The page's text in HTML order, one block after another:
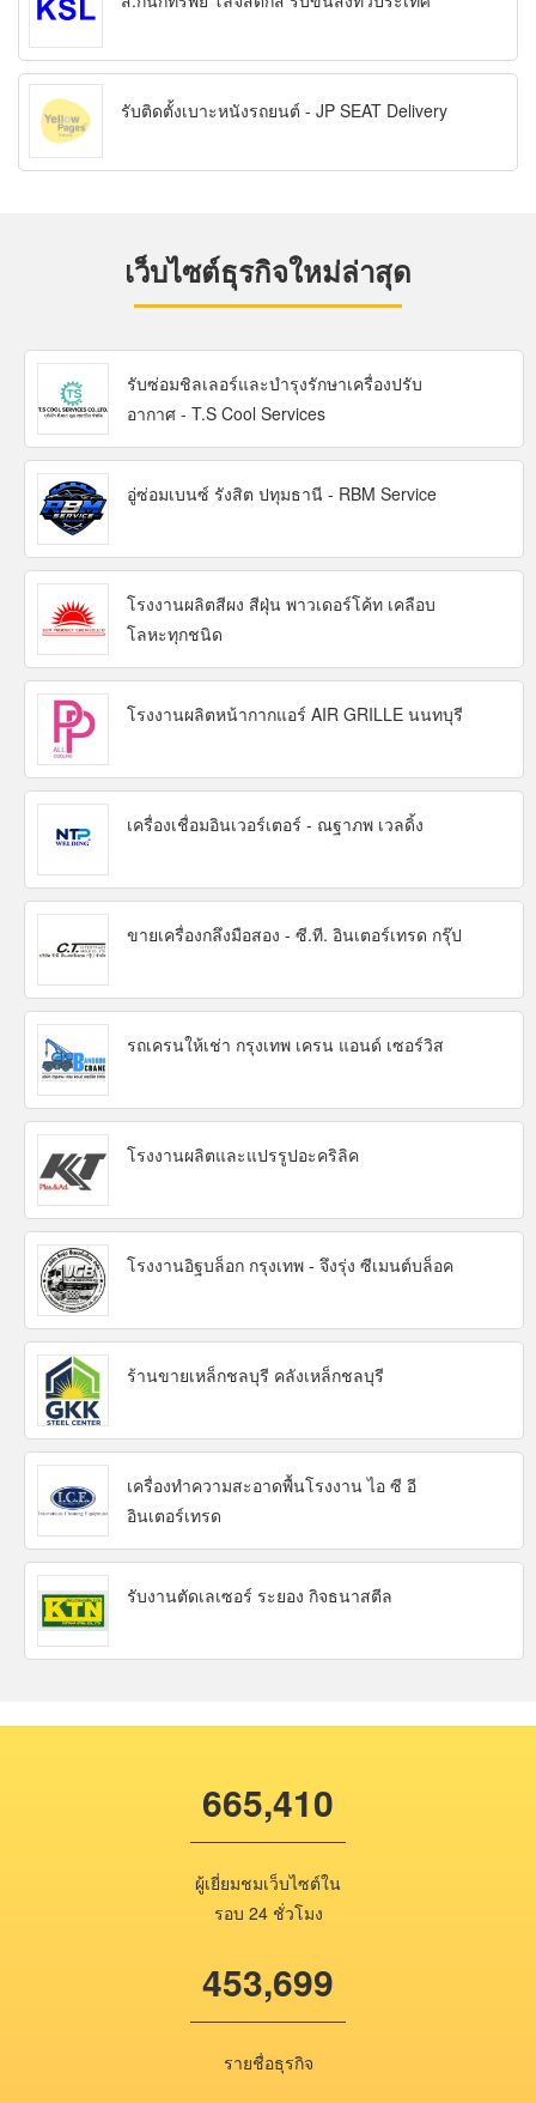
รับติดตั้งเบาะหนังรถยนต์ - JP SEAT Delivery
เว็บไซต์ธุรกิจใหม่ล่าสุด
รับซ่อมชิลเลอร์และบำรุงรักษาเครื่องปรับ
อากาศ - T.S Cool Services
อู่ซ่อมเบนซ์ รังสิต ปทุมธานี - RBM Service
โรงงานผลิตสีผง สีฝุ่น พาวเดอร์โค้ท เคลือบ
โลหะทุกชนิด
โรงงานผลิตหน้ากากแอร์ AIR GRILLE นนทบุรี
เครื่องเชื่อมอินเวอร์เตอร์ - ณฐาภพ เวลดิ้ง
ขายเครื่องกลึงมือสอง - ซี.ที. อินเตอร์เทรด กรุ๊ป
รถเครนให้เช่า กรุงเทพ เครน แอนด์ เซอร์วิส
โรงงานผลิตและแปรรูปอะคริลิค
โรงงานอิฐบล็อก กรุงเทพ - จึงรุ่ง ซีเมนต์บล็อค
ร้านขายเหล็กชลบุรี คลังเหล็กชลบุรี
เครื่องทำความสะอาดพื้นโรงงาน ไอ ซี อี
อินเตอร์เทรด
รับงานตัดเลเซอร์ ระยอง กิจธนาสตีล
665,410
ผู้เยี่ยมชมเว็บไซต์ใน
รอบ 24 ชั่วโมง
453,699
รายชื่อธุรกิจ